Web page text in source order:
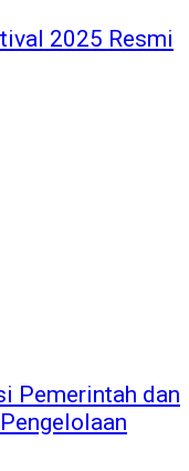
2025 Resmi
Pemerintah dan